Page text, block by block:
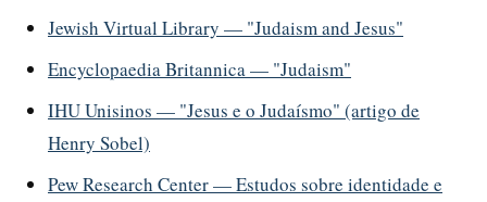
Jewish Virtual Library — "Judaism and Jesus"
Encyclopaedia Britannica — "Judaism"
IHU Unisinos — "Jesus e o Judaísmo" (artigo de
Henry Sobel)
Pew Research Center — Estudos sobre identidade e